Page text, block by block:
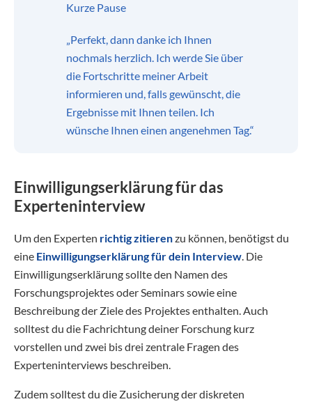
Kurze Pause
„Perfekt, dann danke ich Ihnen
nochmals herzlich. Ich werde Sie über
die Fortschritte meiner Arbeit
informieren und, falls gewünscht, die
Ergebnisse mit Ihnen teilen. Ich
wünsche Ihnen einen angenehmen Tag.“
Einwilligungserklärung für das
Experteninterview
Um den Experten richtig zitierenzu können, benötigst du
eine Einwilligungserklärung für dein Interview. Die
Einwilligungserklärung sollte den Namen des
Forschungsprojektes oder Seminars sowie eine
Beschreibung der Ziele des Projektes enthalten. Auch
solltest du die Fachrichtung deiner Forschung kurz
vorstellen und zwei bis drei zentrale Fragen des
Experteninterviews beschreiben.
Zudem solltest du die Zusicherung der diskreten